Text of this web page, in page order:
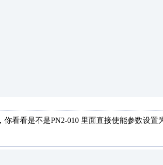
看看是不是PN2-010 里面直接使能参数设置